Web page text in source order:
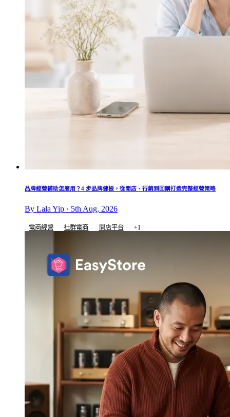
品牌經營補助怎麼用？4 步品牌健檢，從開店、行銷到回購打造完整經營策略
By Lala Yip · 5th Aug, 2026
電商經營 社群電商 開店平台 +1